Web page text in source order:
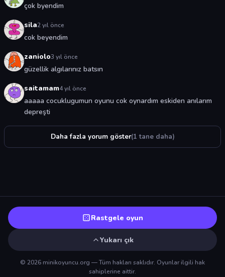
çok byendim
sila2 yıl önce
cok beyendim
zaniolo3 yıl önce
güzellik algılarınız batsın
saitamam4 yıl önce
aaaaa cocuklugumun oyunu cok oynardım eskiden anılarım
depreşti
Daha fazla yorum göster(1 tane daha)
Rastgele oyun
Yukarı çık
© 2026 minikoyuncu.org — Tüm hakları saklıdır. Oyunlar ilgili hak
sahiplerine aittir.